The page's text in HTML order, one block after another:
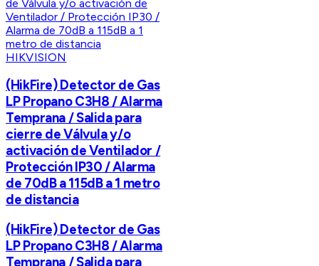
HIKVISION
(HikFire) Detector de Gas
LP Propano C3H8 / Alarma
Temprana / Salida para
cierre de Válvula y/o
activación de Ventilador /
Protección IP30 / Alarma
de 70dB a 115dB a 1 metro
de distancia
(HikFire) Detector de Gas
LP Propano C3H8 / Alarma
Temprana / Salida para